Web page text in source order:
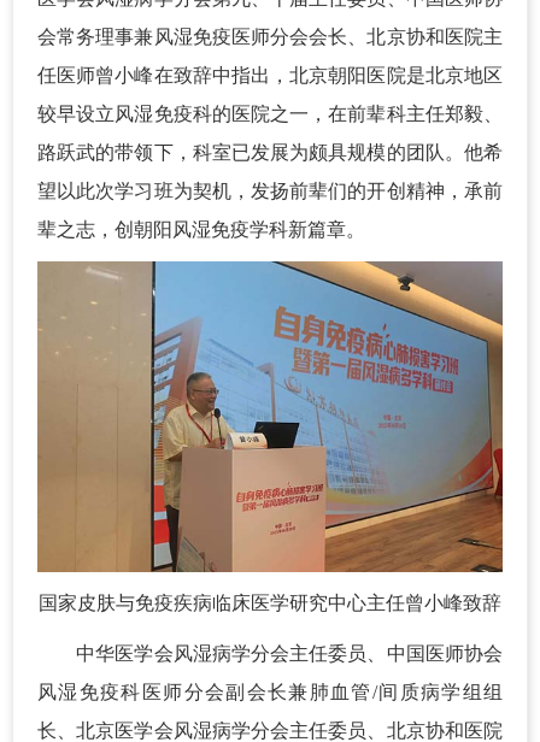
会常务理事兼风湿免疫医师分会会长、北京协和医院主
任医师曾小峰在致辞中指出，北京朝阳医院是北京地区
较早设立风湿免疫科的医院之一，在前辈科主任郑毅、
路跃武的带领下，科室已发展为颇具规模的团队。他希
望以此次学习班为契机，发扬前辈们的开创精神，承前
辈之志，创朝阳风湿免疫学科新篇章。
国家皮肤与免疫疾病临床医学研究中心主任曾小峰致辞
中华医学会风湿病学分会主任委员、中国医师协会
风湿免疫科医师分会副会长兼肺血管/间质病学组组
长、北京医学会风湿病学分会主任委员、北京协和医院